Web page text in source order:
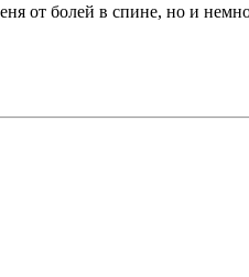
от болей в спине, но и